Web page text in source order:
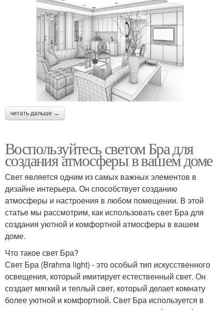
читать дальше →
Воспользуйтесь светом Бра для
создания атмосферы в вашем доме
Свет является одним из самых важных элементов в
дизайне интерьера. Он способствует созданию
атмосферы и настроения в любом помещении. В этой
статье мы рассмотрим, как использовать свет Бра для
создания уютной и комфортной атмосферы в вашем
доме.
Что такое свет Бра?
Свет Бра (Brahma light) - это особый тип искусственного
освещения, который имитирует естественный свет. Он
создает мягкий и теплый свет, который делает комнату
более уютной и комфортной. Свет Бра используется в